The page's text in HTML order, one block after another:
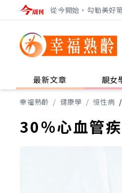
從今開始，勾勒美好
最新文章 靚女
幸福熟齡 / 健康學 / 慢性病 /
30％心血管